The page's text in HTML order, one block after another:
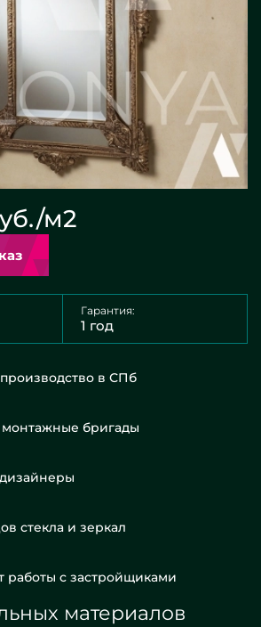
м2
заказ
Гарантия:
1 год
в СПб
бригады
стекла и зеркал
работы с застройщиками
материалов